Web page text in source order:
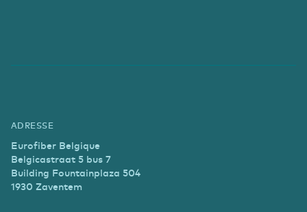
ADRESSE
Eurofiber Belgique
Belgicastraat 5 bus 7
Building Fountainplaza 504
1930 Zaventem